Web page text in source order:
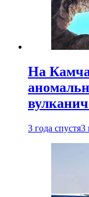
На
3 года спустя3